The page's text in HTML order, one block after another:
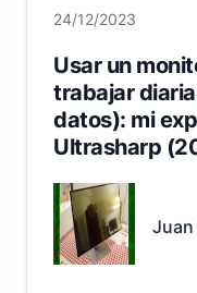
24/12/2023
Usar un
trabajar
datos): mi
Ultrasharp
Juan